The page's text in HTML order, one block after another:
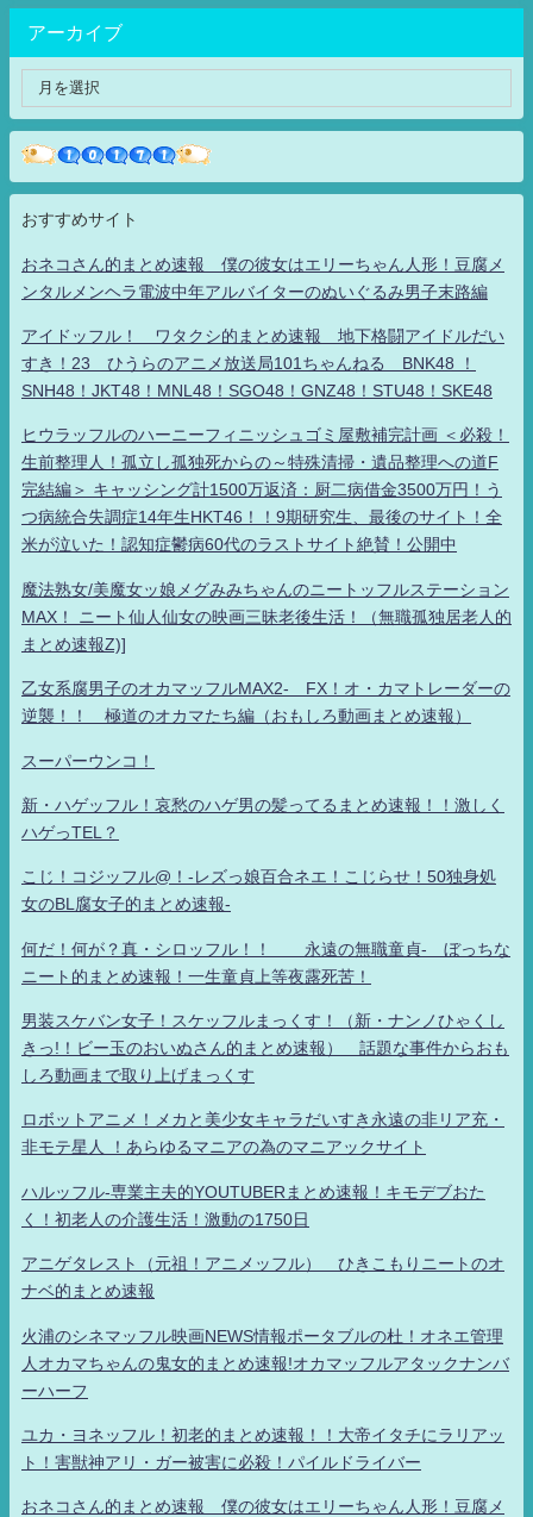
アーカイブ
おすすめサイト
おネコさん的まとめ速報 僕の彼女はエリーちゃん人形！豆腐メ
ンタルメンヘラ電波中年アルバイターのぬいぐるみ男子末路編
アイドッフル！ ワタクシ的まとめ速報 地下格闘アイドルだい
すき！23 ひうらのアニメ放送局101ちゃんねる BNK48 ！
SNH48！JKT48！MNL48！SGO48！GNZ48！STU48！SKE48
ヒウラッフルのハーニーフィニッシュゴミ屋敷補完計画 ＜必殺！
生前整理人！孤立し孤独死からの～特殊清掃・遺品整理への道F
完結編＞ キャッシング計1500万返済：厨二病借金3500万円！う
つ病統合失調症14年生HKT46！！9期研究生、最後のサイト！全
米が泣いた！認知症鬱病60代のラストサイト絶賛！公開中
魔法熟女/美魔女ッ娘メグみみちゃんのニートッフルステーション
MAX！ ニート仙人仙女の映画三昧老後生活！（無職孤独居老人的
まとめ速報Z)]
乙女系腐男子のオカマッフルMAX2- FX！オ・カマトレーダーの
逆襲！！ 極道のオカマたち編（おもしろ動画まとめ速報）
スーパーウンコ！
新・ハゲッフル！哀愁のハゲ男の髪ってるまとめ速報！！激しく
ハゲっTEL？
こじ！コジッフル@！-レズっ娘百合ネエ！こじらせ！50独身処
女のBL腐女子的まとめ速報-
何だ！何が？真・シロッフル！！ 永遠の無職童貞- ぼっちな
ニート的まとめ速報！一生童貞上等夜露死苦！
男装スケバン女子！スケッフルまっくす！（新・ナンノひゃくし
きっ!！ビー玉のおいぬさん的まとめ速報） 話題な事件からおも
しろ動画まで取り上げまっくす
ロボットアニメ！メカと美少女キャラだいすき永遠の非リア充・
非モテ星人 ！あらゆるマニアの為のマニアックサイト
ハルッフル-専業主夫的YOUTUBERまとめ速報！キモデブおた
く！初老人の介護生活！激動の1750日
アニゲタレスト（元祖！アニメッフル） ひきこもりニートのオ
ナベ的まとめ速報
火浦のシネマッフル映画NEWS情報ポータブルの杜！オネエ管理
人オカマちゃんの鬼女的まとめ速報!オカマッフルアタックナンバ
ーハーフ
ユカ・ヨネッフル！初老的まとめ速報！！大帝イタチにラリアッ
ト！害獣神アリ・ガー被害に必殺！パイルドライバー
おネコさん的まとめ速報 僕の彼女はエリーちゃん人形！豆腐メ